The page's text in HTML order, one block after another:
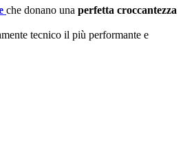
che donano una perfetta croccantezza
tecnico il più performante e